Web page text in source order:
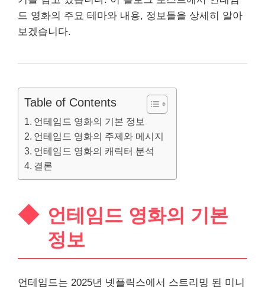
드 영화의 주요 테마와 내용, 정보들을 상세히 알아
보겠습니다.
Table of Contents
언테임드 영화의 기본 정보
언테임드 영화의 주제와 메시지
언테임드 영화의 캐릭터 분석
결론
언테임드 영화의 기본
정보
언테임드는 2025년 넷플릭스에서 스트리밍 된 미니